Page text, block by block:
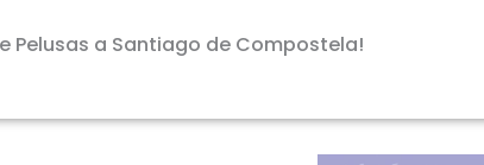
Pelusas a Santiago de Compostela!